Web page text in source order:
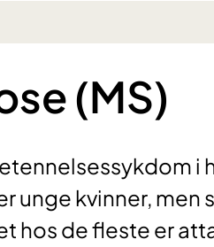
(MS)
i
unge kvinner, men
hos de fleste er